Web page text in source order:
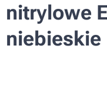
nitrylowe
niebieskie